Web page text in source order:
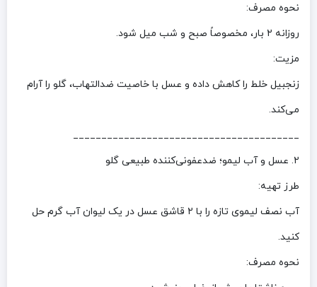
نحوه مصرف:
روزانه ۲ بار، مخصوصاً صبح و شب میل شود.
مزیت:
زنجبیل خلط را کاهش داده و عسل با خاصیت ضدالتهاب، گلو را آرام
می‌کند.
________________________________________
۲. عسل و آب لیمو؛ ضدعفونی‌کننده طبیعی گلو
طرز تهیه:
آب نصف لیموی تازه را با ۲ قاشق عسل در یک لیوان آب گرم حل
کنید.
نحوه مصرف: